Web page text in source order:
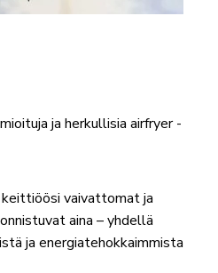
ja herkullisia airfryer -
vaivattomat ja
aina – yhdellä
ja energiatehokkaimmista